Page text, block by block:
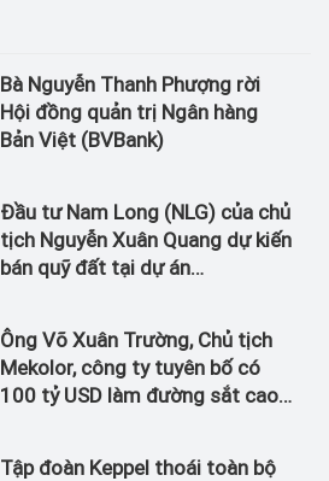
Bà Nguyễn Thanh Phượng rời
Hội đồng quản trị Ngân hàng
Bản Việt (BVBank)
Đầu tư Nam Long (NLG) của chủ
tịch Nguyễn Xuân Quang dự kiến
bán quỹ đất tại dự án
Ông Võ Xuân Trường, Chủ tịch
Mekolor, công ty tuyên bố có
100 tỷ USD làm đường sắt cao
Tập đoàn Keppel thoái toàn bộ